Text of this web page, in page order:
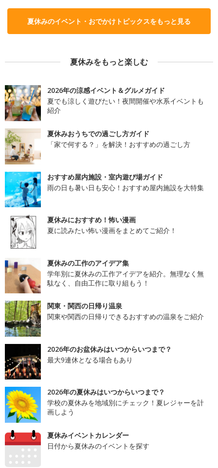
夏休みのイベント・おでかけトピックスをもっと見る
夏休みをもっと楽しむ
2026年の涼感イベント＆グルメガイド
夏でも涼しく遊びたい！夜間開催や水系イベントも
紹介
夏休みおうちでの過ごし方ガイド
「家で何する？」を解決！おすすめの過ごし方
おすすめ屋内施設・室内遊び場ガイド
雨の日も暑い日も安心！おすすめ屋内施設を大特集
夏休みにおすすめ！怖い漫画
夏に読みたい怖い漫画をまとめてご紹介！
夏休みの工作のアイデア集
学年別に夏休みの工作アイデアを紹介。無理なく無
駄なく、自由工作に取り組もう！
関東・関西の日帰り温泉
関東や関西の日帰りできるおすすめの温泉をご紹介
2026年のお盆休みはいつからいつまで？
最大9連休となる場合もあり
2026年の夏休みはいつからいつまで？
学校の夏休みを地域別にチェック！夏レジャーを計
画しよう
夏休みイベントカレンダー
日付から夏休みのイベントを探す